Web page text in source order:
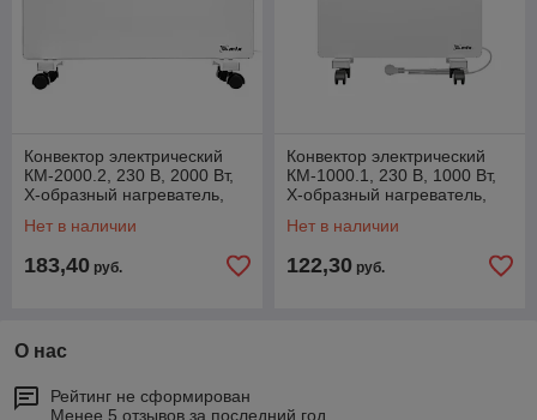
Конвектор электрический
КМ-2000.2, 230 В, 2000 Вт,
X-образный нагреватель,
Нет в наличии
183,40 руб.
Конвектор электрический
КМ-1000.1, 230 В, 1000 Вт,
X-образный нагреватель,
Нет в наличии
122,30 руб.
О нас
Рейтинг не сформирован
Менее 5 отзывов за последний год